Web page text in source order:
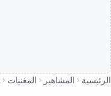
الرئيسية المشاهير المغنيات